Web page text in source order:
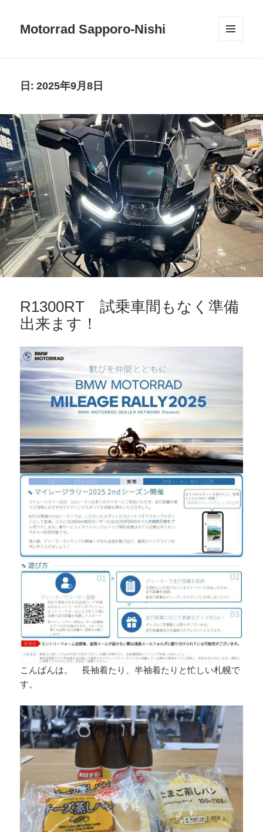
Motorrad Sapporo-Nishi
日:2025年9月8日
R1300RT 試乗車間もなく準備
出来ます！
こんばんは。 長袖着たり、半袖着たりと忙しい札幌で
す。